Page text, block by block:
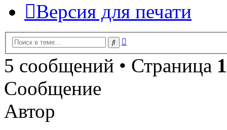
Версия для печати
Поиск
5 сообщений • Страница 1
Сообщение
Автор